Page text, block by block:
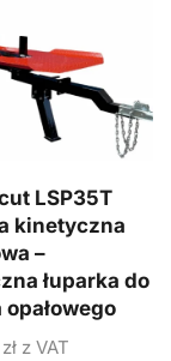
LSP35T
kinetyczna
–
łuparka do
zł z VAT